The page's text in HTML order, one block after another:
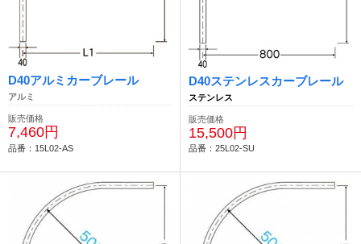
D40アルミカーブレール
アルミ
販売価格
7,460円
品番：15L02-AS
D40ステンレスカーブレール
ステンレス
販売価格
15,500円
品番：25L02-SU